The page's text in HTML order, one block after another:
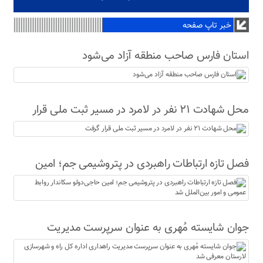
خبر تاپ صفحه
استان فارس صاحب منطقه آزاد می‌شود
محل شهادت ۲۱ نفر در لامرد در مسیر ثبت ملی قرار
گرفت
فصل تازه ارتباطات راهبردی در پتروشیمی جم؛ امین
حاجی‌دولو سکاندار روابط عمومی و امور بین‌الملل شد
جوان شایسته مُهری به عنوان سرپرست مدیریت
راهداری اداره کل راه و شهرسازی لارستان معرفی شد